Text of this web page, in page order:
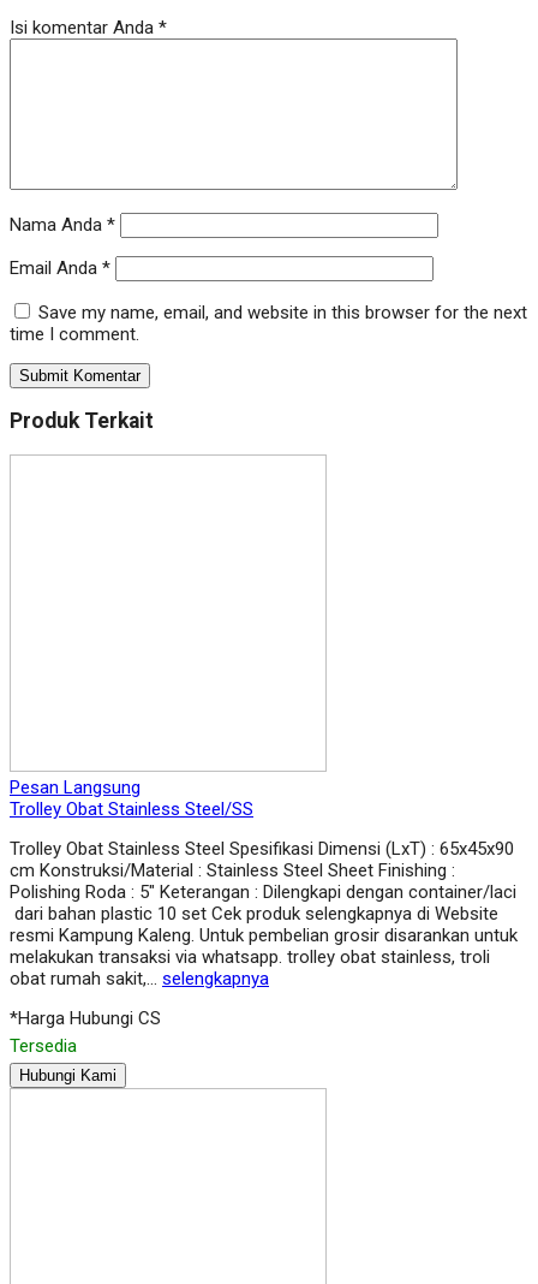
Isi komentar Anda *
Nama Anda *
Email Anda *
Save my name, email, and website in this browser for the next
time I comment.
Produk Terkait
Pesan Langsung
Trolley Obat Stainless Steel/SS
Trolley Obat Stainless Steel Spesifikasi Dimensi (LxT) : 65x45x90
cm Konstruksi/Material : Stainless Steel Sheet Finishing :
Polishing Roda : 5″ Keterangan : Dilengkapi dengan container/laci
dari bahan plastic 10 set Cek produk selengkapnya di Website
resmi Kampung Kaleng. Untuk pembelian grosir disarankan untuk
melakukan transaksi via whatsapp. trolley obat stainless, troli
obat rumah sakit,… selengkapnya
*Harga Hubungi CS
Tersedia
Hubungi Kami